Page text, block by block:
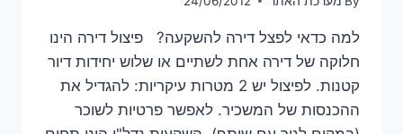
למה כדאי לפצל דירה להשקעה? פיצול דירה הינו
חלוקה של דירה אחת לשתיים או שלוש יחידות דיור
קטנות. לפיצול יש 2 מטרות עיקריות: להגדיל את
ההכנסות של המשכיר. לאפשר פרטיות לשוכר